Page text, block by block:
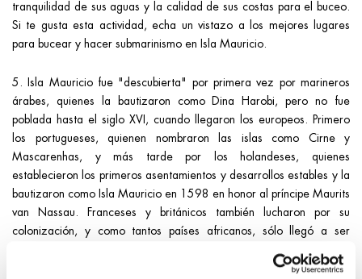
tranquilidad de sus aguas y la calidad de sus costas para el buceo.
Si te gusta esta actividad, echa un vistazo a los mejores lugares
para bucear y hacer submarinismo en Isla Mauricio.
5. Isla Mauricio fue "descubierta" por primera vez por marineros
árabes, quienes la bautizaron como Dina Harobi, pero no fue
poblada hasta el siglo XVI, cuando llegaron los europeos. Primero
los portugueses, quienen nombraron las islas como Cirne y
Mascarenhas, y más tarde por los holandeses, quienes
establecieron los primeros asentamientos y desarrollos estables y la
bautizaron como Isla Mauricio en 1598 en honor al príncipe Maurits
van Nassau. Franceses y británicos también lucharon por su
colonización, y como tantos países africanos, sólo llegó a ser